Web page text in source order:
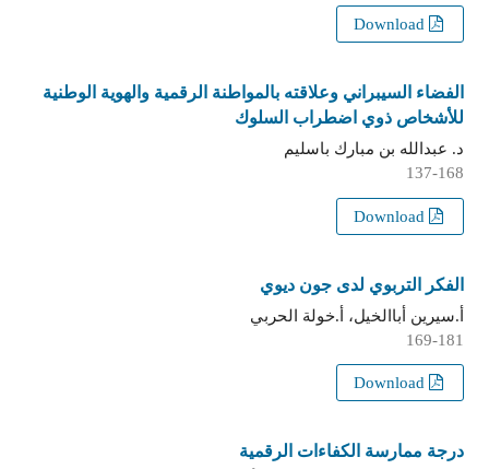
الفضاء السيبراني وعلاقته بالمواطنة الرقمية والهوية الوطنية
للأشخاص ذوي اضطراب السلوك
د. عبدالله بن مبارك باسليم
137-168
الفكر التربوي لدى جون ديوي
أ.سيرين أباالخيل، أ.خولة الحربي
169-181
درجة ممارسة الكفاءات الرقمية